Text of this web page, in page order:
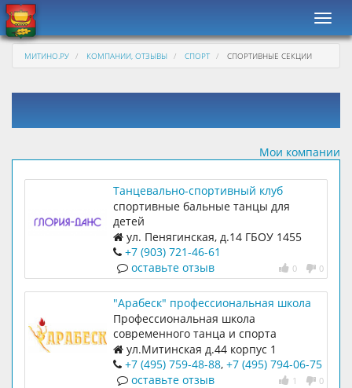
МИТИНО.РУ КОМПАНИИ, ОТЗЫВЫ СПОРТ СПОРТИВНЫЕ СЕКЦИИ
Мои компании
Танцевально-спортивный клуб
Глория-Данс на Пенягинской
спортивные бальные танцы для
детей
ул. Пенягинская, д.14 ГБОУ 1455
+7 (903) 721-46-61
0 0
оставьте отзыв
"Арабеск" профессиональная школа
современного танца и спорта
Профессиональная школа
современного танца и спорта
ул.Митинская д.44 корпус 1
+7 (495) 759-48-88, +7 (495) 794-06-75
1 0
оставьте отзыв